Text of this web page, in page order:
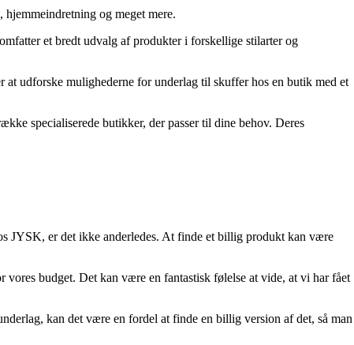
og meget mere.
et bredt udvalg af produkter i forskellige stilarter og
at udforske mulighederne for underlag til skuffer hos en butik med et
specialiserede butikker, der passer til dine behov. Deres
JYSK, er det ikke anderledes. At finde et billig produkt kan være
budget. Det kan være en fantastisk følelse at vide, at vi har fået
kan det være en fordel at finde en billig version af det, så man